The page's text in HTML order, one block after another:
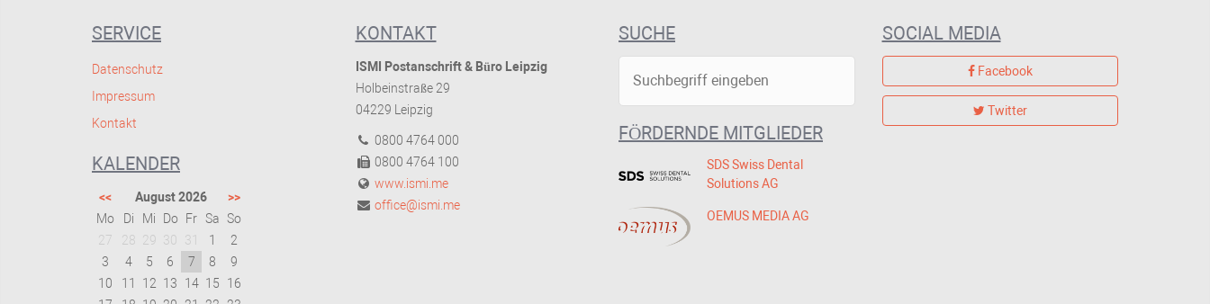
SERVICE
Datenschutz
Impressum
Kontakt
KALENDER
<< August 2026
>>
Mo
Di Mi Do Fr Sa So
27
28 29 30 31 1
2
3
4 5 6 7 8
9
10
11 12 13 14 15
16
KONTAKT
ISMI Postanschrift & Büro Leipzig
Holbeinstraße 29
04229 Leipzig
0800 4764 000
0800 4764 100
www.ismi.me
office@ismi.me
SUCHE
FÖRDERNDE MITGLIEDER
SDS Swiss Dental
Solutions AG
OEMUS MEDIA AG
SOCIAL MEDIA
Facebook
Twitter